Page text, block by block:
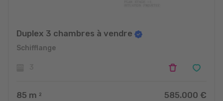
Duplex 3 chambres à vendre
Schifflange
85 m 2 585.000 €